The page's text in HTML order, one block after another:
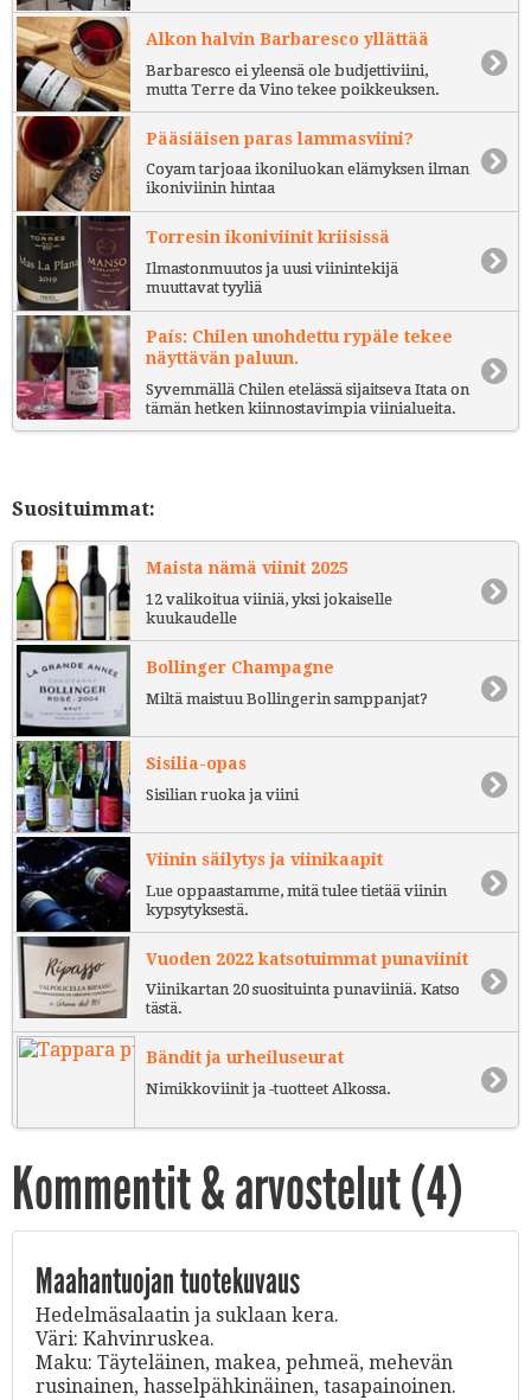
Alkon halvin Barbaresco yllättää
Barbaresco ei yleensä ole budjettiviini,
mutta Terre da Vino tekee poikkeuksen.
Pääsiäisen paras lammasviini?
Coyam tarjoaa ikoniluokan elämyksen ilman
ikoniviinin hintaa
Torresin ikoniviinit kriisissä
Ilmastonmuutos ja uusi viinintekijä
muuttavat tyyliä
País: Chilen unohdettu rypäle tekee
näyttävän paluun.
Syvemmällä Chilen etelässä sijaitseva Itata on
tämän hetken kiinnostavimpia viinialueita.
Suosituimmat:
Maista nämä viinit 2025
12 valikoitua viiniä, yksi jokaiselle
kuukaudelle
Bollinger Champagne
Miltä maistuu Bollingerin samppanjat?
Sisilia-opas
Sisilian ruoka ja viini
Viinin säilytys ja viinikaapit
Lue oppaastamme, mitä tulee tietää viinin
kypsytyksestä.
Vuoden 2022 katsotuimmat punaviinit
Viinikartan 20 suosituinta punaviiniä. Katso
tästä.
Bändit ja urheiluseurat
Nimikkoviinit ja -tuotteet Alkossa.
Kommentit & arvostelut (4)
Maahantuojan tuotekuvaus
Hedelmäsalaatin ja suklaan kera.
Väri: Kahvinruskea.
Maku: Täyteläinen, makea, pehmeä, mehevän
rusinainen, hasselpähkinäinen, tasapainoinen.